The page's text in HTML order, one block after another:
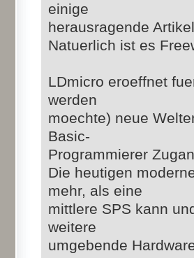
einige
herausragende
Natuerlich ist es
LDmicro eroeffnet
werden
moechte) neue
Basic-
Programmierer
Die heutigen
mehr, als eine
mittlere SPS kann
weitere
umgebende